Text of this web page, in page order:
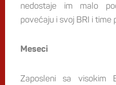
nedostaje im malo
povećaju i svoj BRI i
Meseci
Zaposleni sa visokim